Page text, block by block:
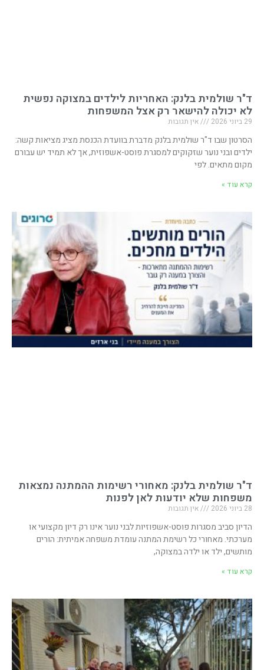
ד"ר שולמית בלנק: האחריות לילדים במצוקה נפשית
לא יכולה להישאר רק אצל המשפחות
29 ביוני 2026 אין תגובות
הסרטון שבו ד"ר שולמית בלנק מדברת בוועדת הכנסת מציג מציאות קשה:
ילדים ובני נוער שזקוקים למסגרת פוסט-אשפוזית, אך לא תמיד יש עבורם
מקום מתאים. לפי
קרא עוד »
ד"ר שולמית בלנק: מאחורי רשימות ההמתנה נמצאות
משפחות שלא יודעות לאן לפנות
28 ביוני 2026 אין תגובות
הדיון סביב מסגרות פוסט-אשפוזיות לבני נוער אינו רק דיון מקצועי או
מערכתי. מאחורי כל רשימת המתנה עומדת משפחה אמיתית: הורים
מותשים, ילד או ילדה במצוקה,
קרא עוד »